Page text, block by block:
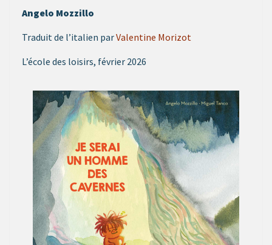
Angelo Mozzillo
Traduit de l’italien parValentine Morizot
L’école des loisirs, février 2026